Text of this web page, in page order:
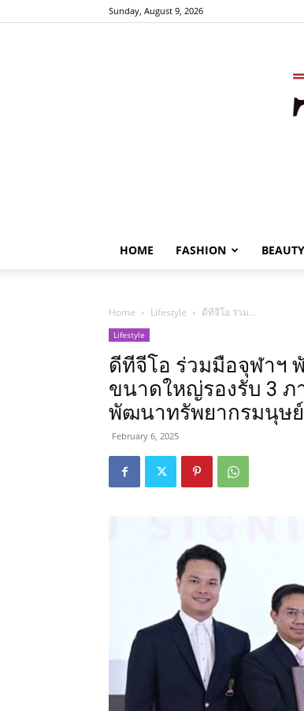
Sunday, August 9, 2026
HOME FASHION BEAUTY
Home Lifestyle ดีทีจีโอ ร่วม...
Lifestyle
ดีทีจีโอ ร่วมมือจุฬาฯ
ขนาดใหญ่รองรับ 3 ภ
พัฒนาทรัพยากรมนุษย์
February 6, 2025